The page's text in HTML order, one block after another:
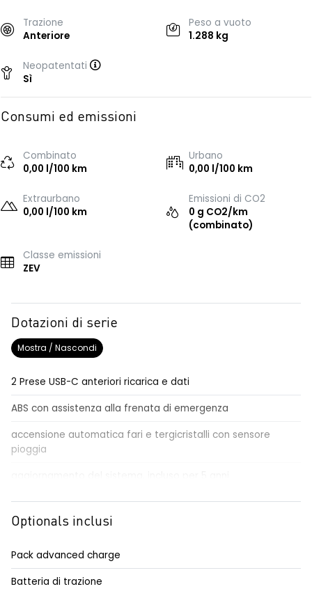
Trazione
Anteriore
Peso a vuoto
1.288 kg
Neopatentati
Sì
Consumi ed emissioni
Combinato
0,00 l/100 km
Urbano
0,00 l/100 km
Extraurbano
0,00 l/100 km
Emissioni di CO2
0 g CO2/km
(combinato)
Classe emissioni
ZEV
Dotazioni di serie
Mostra / Nascondi
2 Prese USB-C anteriori ricarica e dati
ABS con assistenza alla frenata di emergenza
accensione automatica fari e tergicristalli con sensore
pioggia
airbag conducente passeggero e a tendina
airbag frontali conducente e passeggero
alert sonoro per i pedoni
alzacristalli anteriori elettrici impulsionali
Optionals inclusi
Pack advanced charge
Batteria di trazione